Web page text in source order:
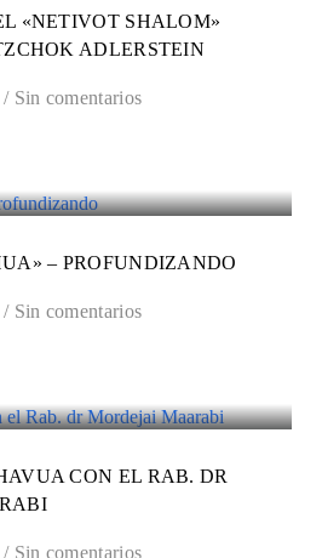
«NETIVOT SHALOM»
ADLERSTEIN
/ Sin comentarios
– PROFUNDIZANDO
/ Sin comentarios
CON EL RAB. DR
/ Sin comentarios